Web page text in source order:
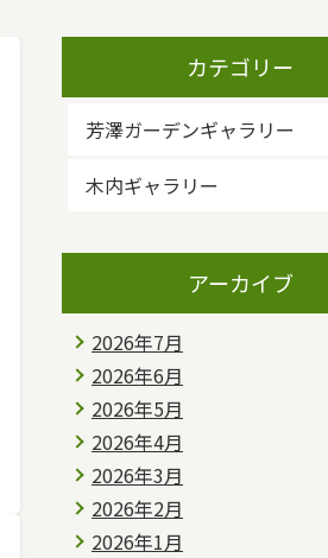
カテゴリー
芳澤ガーデンギャラリー
木内ギャラリー
アーカイブ
2026年7月
2026年6月
2026年5月
2026年4月
2026年3月
2026年2月
2026年1月